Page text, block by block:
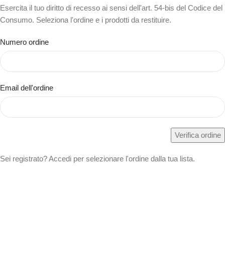
Esercita il tuo diritto di recesso ai sensi dell'art. 54-bis del Codice del
Consumo. Seleziona l'ordine e i prodotti da restituire.
Numero ordine
Email dell'ordine
Verifica ordine
Sei registrato? Accedi per selezionare l'ordine dalla tua lista.